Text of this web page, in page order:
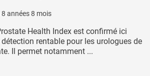
8 années 8 mois
Health Index est confirmé ici
rentable pour les urologues de
Il permet notamment ...